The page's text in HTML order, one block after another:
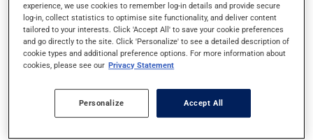
il peut provoquer une rétention de liquide et de
l'enflure (oedème);
il peut modifier l'appétit;
il peut entraîner de l'insomnie ou de la difficulté à
il peut faire enfler les seins et les rendre plus
sensibles.
experience, we use cookies to remember log-in details and provide secure
log-in, collect statistics to optimise site functionality, and deliver content
tailored to your interests. Click 'Accept All' to save your cookie preferences
and go directly to the site. Click 'Personalize' to see a detailed description of
cookie types and additional preference options. For more information about
cookies, please see our Privacy Statement
Personalize Accept All